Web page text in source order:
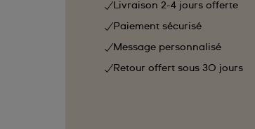
Livraison 2-4 jours offerte
Paiement sécurisé
Message personnalisé
Retour offert sous 30 jours